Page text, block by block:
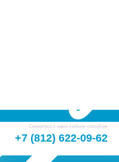
Свяжитесь с нами любым способом
+7 (812) 622-09-62